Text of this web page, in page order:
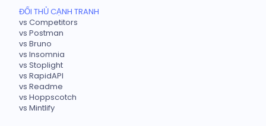
ĐỐI THỦ CẠNH TRANH
vs Competitors
vs Postman
vs Bruno
vs Insomnia
vs Stoplight
vs RapidAPI
vs Readme
vs Hoppscotch
vs Mintlify